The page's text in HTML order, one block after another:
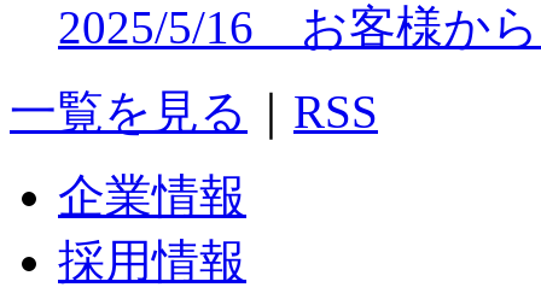
2025/5/16 お客様か
一覧を見る
RSS
企業情報
採用情報